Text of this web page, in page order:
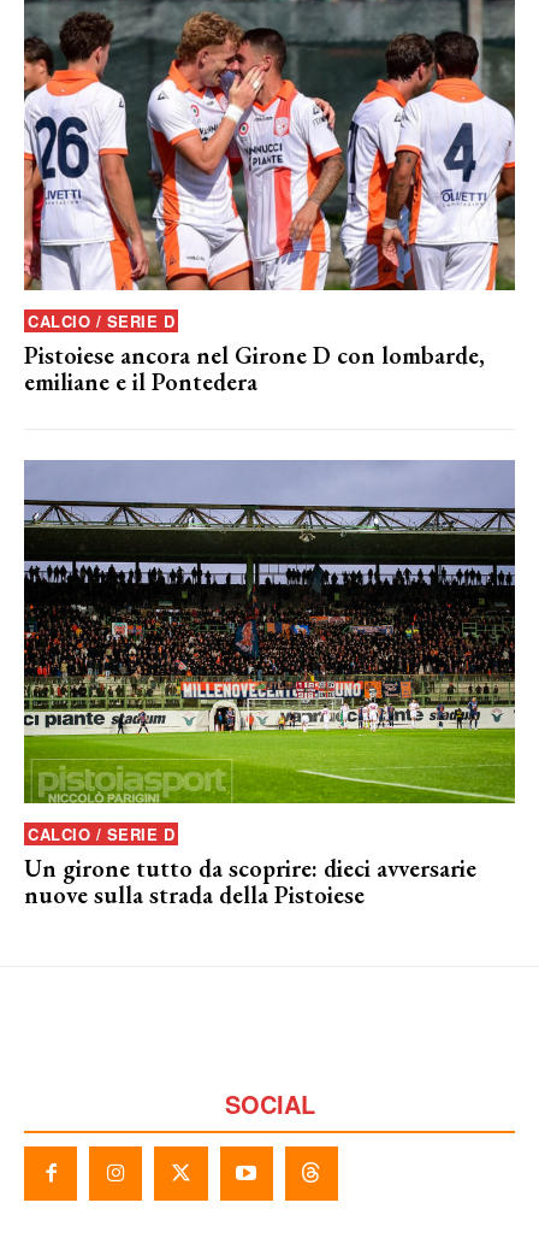
CALCIO / SERIE D
Pistoiese ancora nel Girone D con lombarde,
emiliane e il Pontedera
CALCIO / SERIE D
Un girone tutto da scoprire: dieci avversarie
nuove sulla strada della Pistoiese
SOCIAL